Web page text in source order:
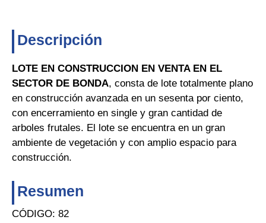
Descripción
LOTE EN CONSTRUCCION EN VENTA EN EL
SECTOR DE BONDA, consta de lote totalmente plano
en construcción avanzada en un sesenta por ciento,
con encerramiento en single y gran cantidad de
arboles frutales. El lote se encuentra en un gran
ambiente de vegetación y con amplio espacio para
construcción.
Resumen
CÓDIGO: 82